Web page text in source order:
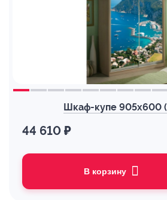
Шкаф-купе 905х600
44 610 ₽
В корзину